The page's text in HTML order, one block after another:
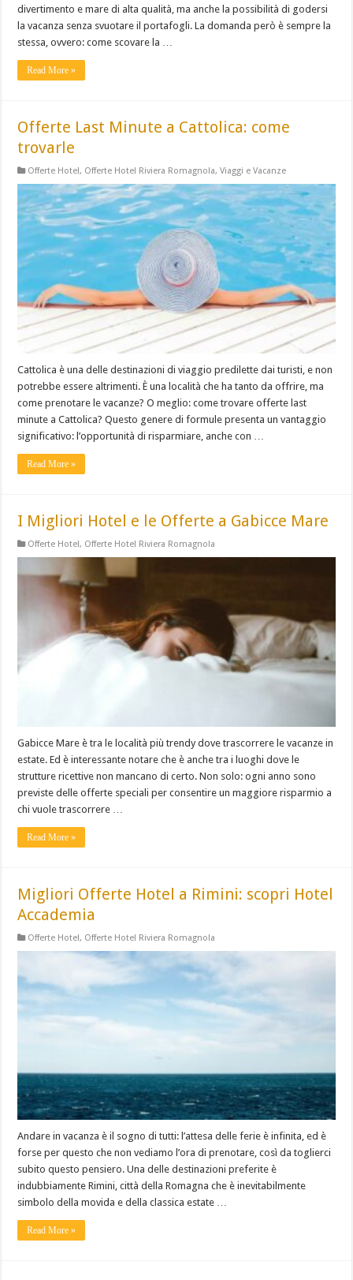
divertimento e mare di alta qualità, ma anche la possibilità di godersi
la vacanza senza svuotare il portafogli. La domanda però è sempre la
stessa, ovvero: come scovare la …
Read More »
Offerte Last Minute a Cattolica: come
trovarle
Offerte Hotel, Offerte Hotel Riviera Romagnola,Viaggi e Vacanze
Cattolica è una delle destinazioni di viaggio predilette dai turisti, e non
potrebbe essere altrimenti. È una località che ha tanto da offrire, ma
come prenotare le vacanze? O meglio: come trovare offerte last
minute a Cattolica? Questo genere di formule presenta un vantaggio
significativo: l’opportunità di risparmiare, anche con …
Read More »
I Migliori Hotel e le Offerte a Gabicce Mare
Offerte Hotel, Offerte Hotel Riviera Romagnola
Gabicce Mare è tra le località più trendy dove trascorrere le vacanze in
estate. Ed è interessante notare che è anche tra i luoghi dove le
strutture ricettive non mancano di certo. Non solo: ogni anno sono
previste delle offerte speciali per consentire un maggiore risparmio a
chi vuole trascorrere …
Read More »
Migliori Offerte Hotel a Rimini: scopri Hotel
Accademia
Offerte Hotel, Offerte Hotel Riviera Romagnola
Andare in vacanza è il sogno di tutti: l’attesa delle ferie è infinita, ed è
forse per questo che non vediamo l’ora di prenotare, così da toglierci
subito questo pensiero. Una delle destinazioni preferite è
indubbiamente Rimini, città della Romagna che è inevitabilmente
simbolo della movida e della classica estate …
Read More »